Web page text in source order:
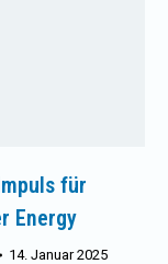
für
Energy
14. Januar 2025